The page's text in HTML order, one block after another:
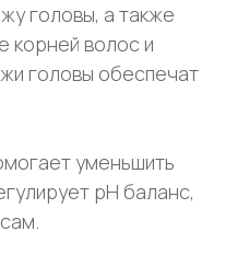
головы, а также
корней волос и
головы обеспечат
уменьшить
pH баланс,